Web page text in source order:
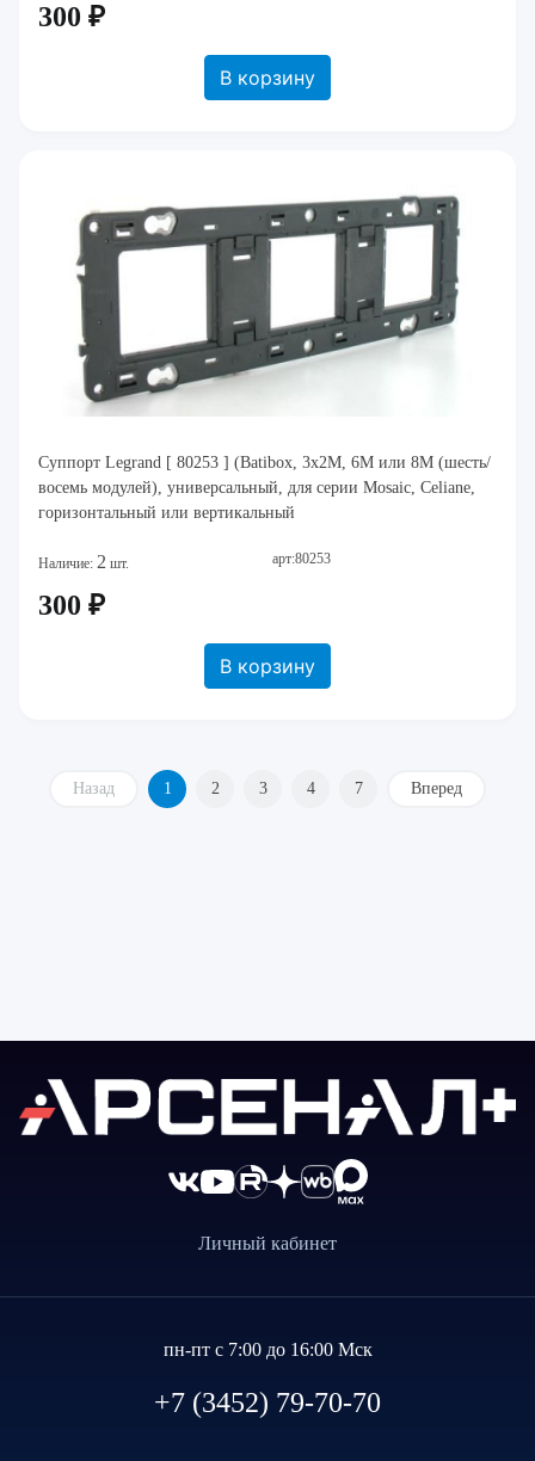
300 ₽
В корзину
Суппорт Legrand [ 80253 ] (Batibox, 3x2M, 6M или 8M (шесть/
восемь модулей), универсальный, для серии Mosaic, Celiane,
горизонтальный или вертикальный
Наличие: 2 шт. арт:80253
300 ₽
В корзину
Назад 1 2 3 4 7 Вперед
Личный кабинет
пн-пт с 7:00 до 16:00 Мск
+7 (3452) 79-70-70